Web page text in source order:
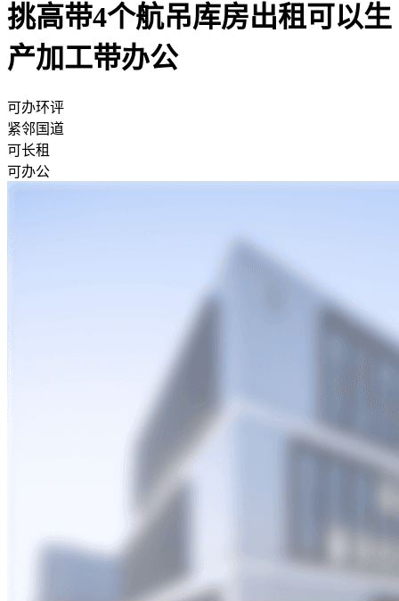
挑高带4个航吊库房出租可以生
产加工带办公
可办环评
紧邻国道
可长租
可办公